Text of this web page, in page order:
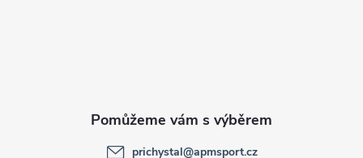
prichystal@apmsport.cz